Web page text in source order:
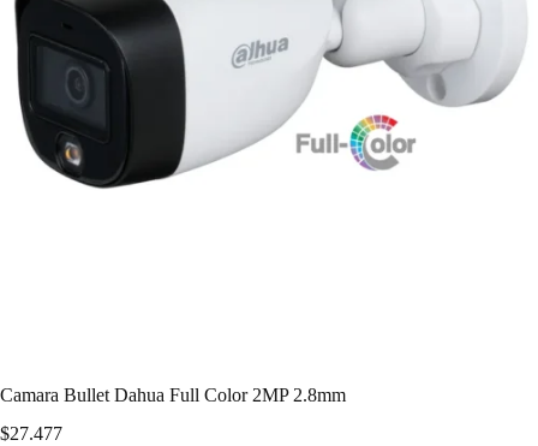
Camara Bullet Dahua Full Color 2MP 2.8mm
$27.477